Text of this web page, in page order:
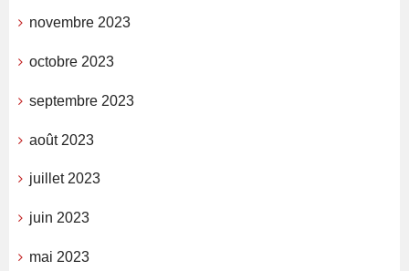
novembre 2023
octobre 2023
septembre 2023
août 2023
juillet 2023
juin 2023
mai 2023